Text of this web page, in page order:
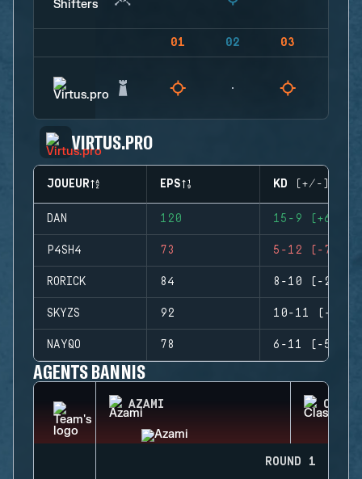
01 02 03
VIRTUS.PRO
JOUEUR EPS KD (+/-)
DAN 120 15-9 (+6)
P4SH4 73 5-12 (-7)
RORICK 84 8-10 (-2)
SKYZS 92 10-11 (-1)
NAYQO 78 6-11 (-5)
AGENTS BANNIS
AZAMI CLASH
ROUND 1